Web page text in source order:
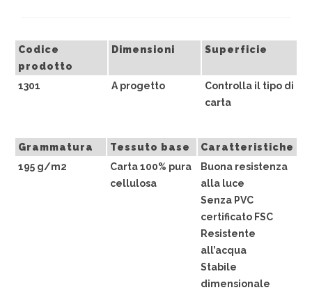
Andrea Bertotti
Marcella Pralormo
Nadia Auleta
Codice
prodotto
Dimensioni Superficie
1301 A progetto
Controlla il tipo di
carta
Grammatura Tessuto base
Caratteristiche
195 g/m2
Carta 100% pura
cellulosa
Buona resistenza
alla luce
Senza PVC
certificato FSC
Resistente
all’acqua
Stabile
dimensionale